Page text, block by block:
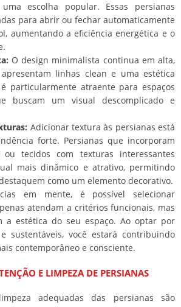
escolha popular. Essas persianas
para abrir ou fechar automaticamente
aumentando a eficiência energética e o
O design minimalista continua em alta,
linhas clean e uma estética
particularmente atraente para espaços
buscam um visual descomplicado e
Adicionar textura às persianas está
forte. Persianas que incorporam
tecidos com texturas interessantes
mais dinâmico e atrativo, permitindo
como um elemento decorativo.
em mente, é possível selecionar
atendam a critérios funcionais, mas
a estética do seu espaço. Ao optar por
sustentáveis, você estará contribuindo
contemporâneo e consciente.
E LIMPEZA DE PERSIANAS
adequadas das persianas são